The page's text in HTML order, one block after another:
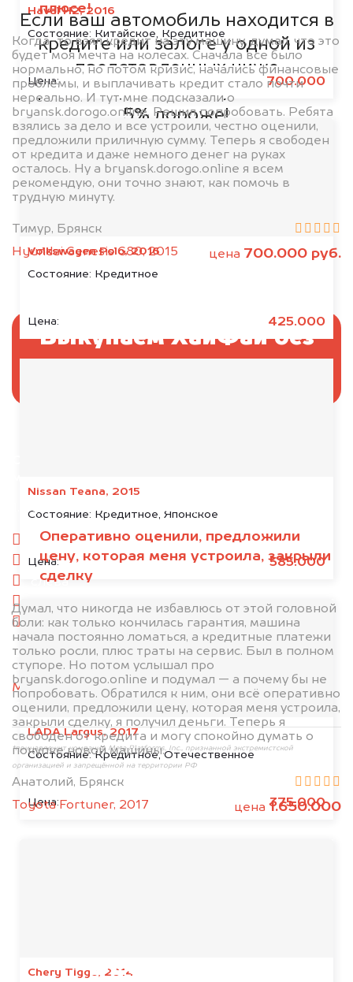
Haval H2, 2016
Состояние: Китайское, Кредитное
Цена: 700.000
Volkswagen Polo, 2016
Состояние: Кредитное
Цена: 425.000
Nissan Teana, 2015
Состояние: Кредитное, Японское
Цена: 585.000
LADA Largus, 2017
Состояние:Кредитное, Отечественное
Цена: 375.000
Chery Tiggo, 2014
плюсе!
Когда-то взял кредит на эту машину, думал, что это
будет моя мечта на колесах. Сначала все было
нормально, но потом кризис, начались финансовые
проблемы, и выплачивать кредит стало почти
нереально. И тут мне подсказали о
bryansk.dorogo.online. Решил попробовать. Ребята
взялись за дело и все устроили, честно оценили,
предложили приличную сумму. Теперь я свободен
от кредита и даже немного денег на руках
осталось. Ну а bryansk.dorogo.online я всем
рекомендую, они точно знают, как помочь в
трудную минуту.
Тимур, Брянск
Hyundai Genesis G80, 2015
цена 700.000 руб.
Оперативно оценили, предложили
цену, которая меня устроила, закрыли
сделку
Думал, что никогда не избавлюсь от этой головной
боли: как только кончилась гарантия, машина
начала постоянно ломаться, а кредитные платежи
только росли, плюс траты на сервис. Был в полном
ступоре. Но потом услышал про
bryansk.dorogo.online и подумал — а почему бы не
попробовать. Обратился к ним, они всё оперативно
оценили, предложили цену, которая меня устроила,
закрыли сделку, я получил деньги. Теперь я
свободен от кредита и могу спокойно думать о
покупке новой машины.
Анатолий, Брянск
Toyota Fortuner, 2017
цена 1.650.000
Если ваш автомобиль находится в
кредите или залоге у одной из
представленных ниже
организаций, то мы купим его на
5% дороже!
Выкупаем ХайФай без
1. Сфотографируйте машину:
спереди
сзади
слева
салон
2. Отправьте фотографии на номер
+79584983298 по WhatsApp*,
MAX
или на электронную почту
info@dorogo.online
*принадлежит компании Meta Platforms, Inc., признанной экстремистской
организацией и запрещённой на территории РФ
БЕСПЛАТНО